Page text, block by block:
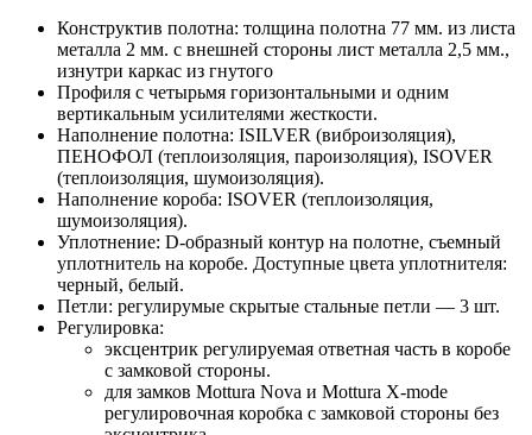
Конструктив полотна: толщина полотна 77 мм. из листа
металла 2 мм. с внешней стороны лист металла 2,5 мм.,
изнутри каркас из гнутого
Профиля с четырьмя горизонтальными и одним
вертикальным усилителями жесткости.
Наполнение полотна: ISILVER (виброизоляция),
ПЕНОФОЛ (теплоизоляция, пароизоляция), ISOVER
(теплоизоляция, шумоизоляция).
Наполнение короба: ISOVER (теплоизоляция,
шумоизоляция).
Уплотнение: D-образный контур на полотне, съемный
уплотнитель на коробе. Доступные цвета уплотнителя:
черный, белый.
Петли: регулирумые скрытые стальные петли — 3 шт.
Регулировка:
эксцентрик регулируемая ответная часть в коробе
с замковой стороны.
для замков Mottura Nova и Mottura X-mode
регулировочная коробка с замковой стороны без